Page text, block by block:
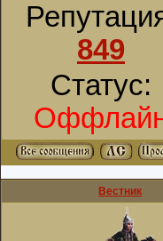
849
Статус:
Вестник